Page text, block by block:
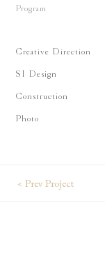
Program
Creative Direction
SI Design
Construction
Photo
< Prev Project